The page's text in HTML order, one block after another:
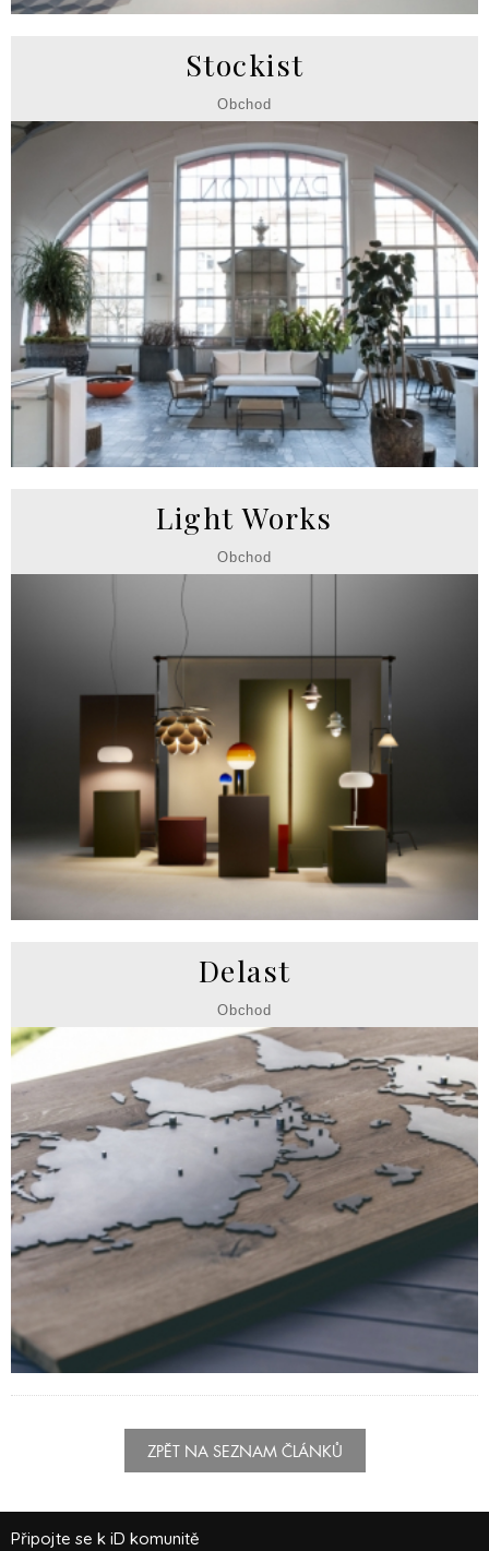
Stockist
Obchod
Light Works
Obchod
Delast
Obchod
ZPĚT NA SEZNAM ČLÁNKŮ
Připojte se k iD komunitě